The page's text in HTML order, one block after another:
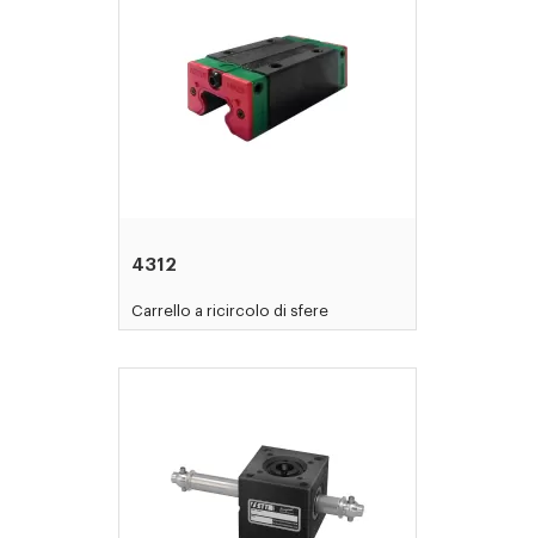
4312
Carrello a ricircolo di sfere